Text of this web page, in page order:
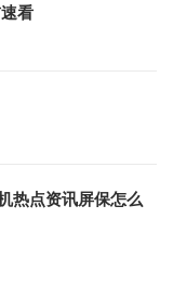
看
热点资讯屏保怎么